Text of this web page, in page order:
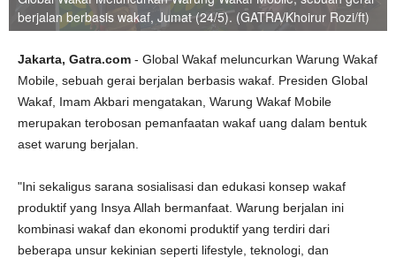
berjalan berbasis wakaf, Jumat (24/5). (GATRA/Khoirur Rozi/ft)
Jakarta, Gatra.com - Global Wakaf meluncurkan Warung Wakaf
Mobile, sebuah gerai berjalan berbasis wakaf. Presiden Global
Wakaf, Imam Akbari mengatakan, Warung Wakaf Mobile
merupakan terobosan pemanfaatan wakaf uang dalam bentuk
aset warung berjalan.
"Ini sekaligus sarana sosialisasi dan edukasi konsep wakaf
produktif yang Insya Allah bermanfaat. Warung berjalan ini
kombinasi wakaf dan ekonomi produktif yang terdiri dari
beberapa unsur kekinian seperti lifestyle, teknologi, dan